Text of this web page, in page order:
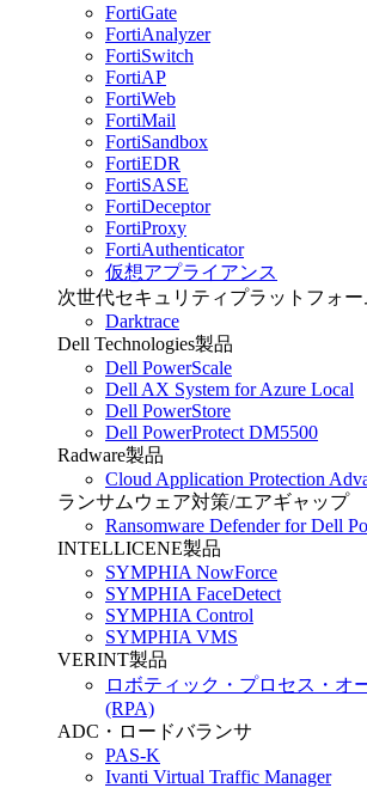
FortiGate
FortiAnalyzer
FortiSwitch
FortiAP
FortiWeb
FortiMail
FortiSandbox
FortiEDR
FortiSASE
FortiDeceptor
FortiProxy
FortiAuthenticator
仮想アプライアンス
次世代セキュリティプラットフォー
Darktrace
Dell Technologies製品
Dell PowerScale
Dell AX System for Azure Local
Dell PowerStore
Dell PowerProtect DM5500
Radware製品
Cloud Application Protection
ランサムウェア対策/エアギャップ
Ransomware Defender for Dell
INTELLICENE製品
SYMPHIA NowForce
SYMPHIA FaceDetect
SYMPHIA Control
SYMPHIA VMS
VERINT製品
ロボティック・プロセス・オ
(RPA)
ADC・ロードバランサ
PAS-K
Ivanti Virtual Traffic Manager